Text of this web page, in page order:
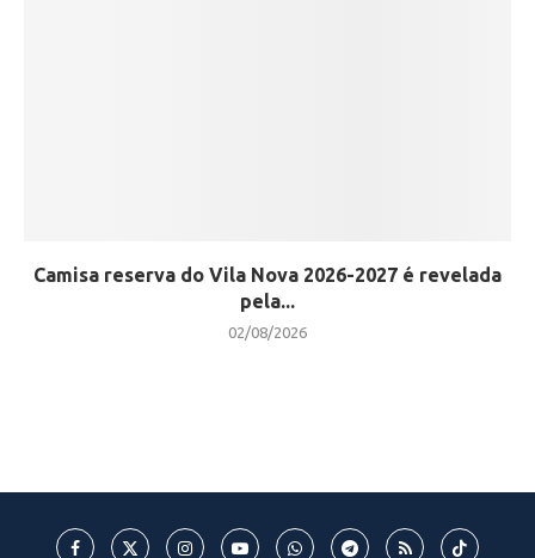
Camisa reserva do Vila Nova 2026-2027 é revelada
pela...
02/08/2026